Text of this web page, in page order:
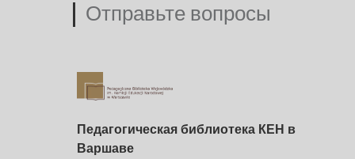
i
Отправьте вопросы
Педагогическая библиотека КЕН в
Варшаве